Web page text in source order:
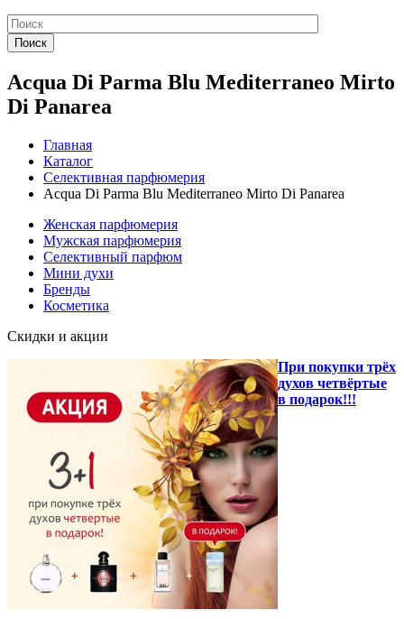
Поиск
Acqua Di Parma Blu Mediterraneo Mirto
Di Panarea
Главная
Каталог
Селективная парфюмерия
Acqua Di Parma Blu Mediterraneo Mirto Di Panarea
Женская парфюмерия
Мужская парфюмерия
Селективный парфюм
Мини духи
Бренды
Косметика
Скидки и акции
При покупки трёх
духов четвёртые
в подарок!!!